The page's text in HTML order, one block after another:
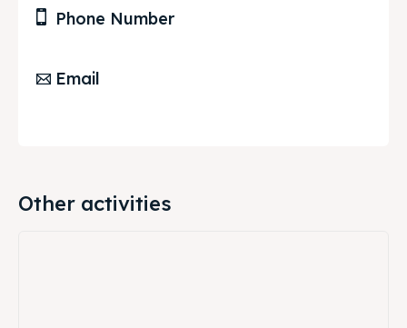
Phone Number
Email
Other activities